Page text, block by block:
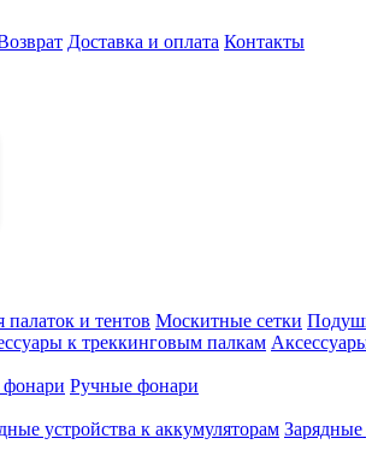
Доставка и оплата Контакты
палаток и тентов Москитные сетки
к треккинговым палкам
Ручные фонари
устройства к аккумуляторам Зарядные